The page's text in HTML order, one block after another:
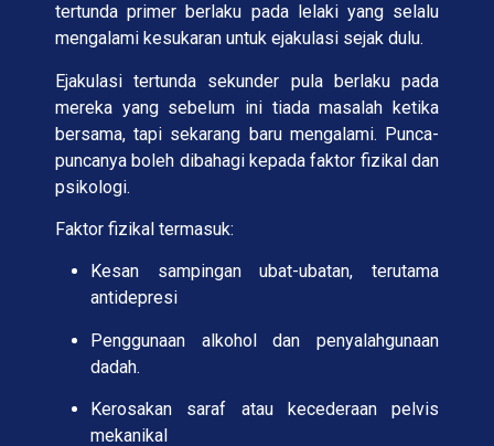
tertunda primer berlaku pada lelaki yang selalu
mengalami kesukaran untuk ejakulasi sejak dulu.
Ejakulasi tertunda sekunder pula berlaku pada
mereka yang sebelum ini tiada masalah ketika
bersama, tapi sekarang baru mengalami. Punca-
puncanya boleh dibahagi kepada faktor fizikal dan
psikologi.
Faktor fizikal termasuk:
Kesan sampingan ubat-ubatan, terutama
antidepresi
Penggunaan alkohol dan penyalahgunaan
dadah.
Kerosakan saraf atau kecederaan pelvis
mekanikal